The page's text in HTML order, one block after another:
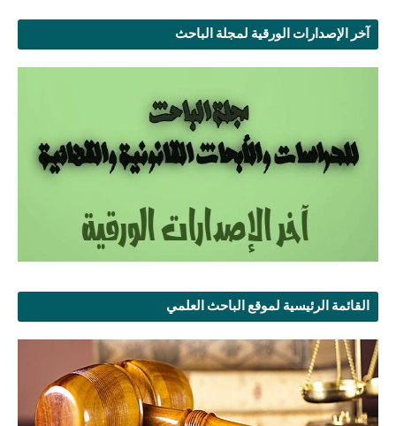
آخر الإصدارات الورقية لمجلة الباحث
القائمة الرئيسية لموقع الباحث العلمي